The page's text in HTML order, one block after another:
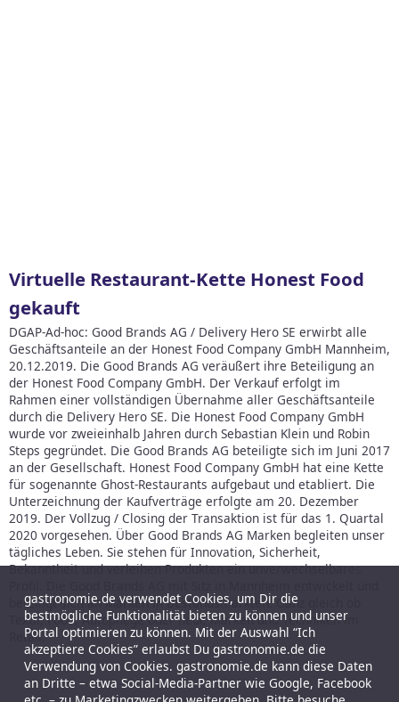
Virtuelle Restaurant-Kette Honest Food
gekauft
DGAP-Ad-hoc: Good Brands AG / Delivery Hero SE erwirbt alle
Geschäftsanteile an der Honest Food Company GmbH Mannheim,
20.12.2019. Die Good Brands AG veräußert ihre Beteiligung an
der Honest Food Company GmbH. Der Verkauf erfolgt im
Rahmen einer vollständigen Übernahme aller Geschäftsanteile
durch die Delivery Hero SE. Die Honest Food Company GmbH
wurde vor zweieinhalb Jahren durch Sebastian Klein und Robin
Steps gegründet. Die Good Brands AG beteiligte sich im Juni 2017
an der Gesellschaft. Honest Food Company GmbH hat eine Kette
für sogenannte Ghost-Restaurants aufgebaut und etabliert. Die
Unterzeichnung der Kaufverträge erfolgte am 20. Dezember
2019. Der Vollzug / Closing der Transaktion ist für das 1. Quartal
2020 vorgesehen. Über Good Brands AG Marken begleiten unser
tägliches Leben. Sie stehen für Innovation, Sicherheit,
Bekanntheit und verleihen Produkten ein unverwechselbares
beteiligt sich an Marken in Bestandsmärkten. Ganz gleich ob
Textil, Food, Autopflege oder neue Marken und Techniken im
Retail.
gastronomie.de verwendet Cookies, um Dir die
bestmögliche Funktionalität bieten zu können und unser
Portal optimieren zu können. Mit der Auswahl “Ich
akzeptiere Cookies” erlaubst Du gastronomie.de die
Verwendung von Cookies. gastronomie.de kann diese Daten
an Dritte – etwa Social-Media-Partner wie Google, Facebook